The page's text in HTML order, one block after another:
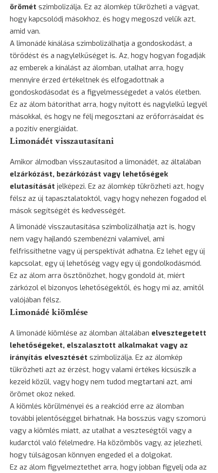
örömét szimbolizálja. Ez az álomkép tükrözheti a vágyat,
hogy kapcsolódj másokhoz, és hogy megoszd velük azt,
amid van.
A limonádé kínálása szimbolizálhatja a gondoskodást, a
törődést és a nagylelkűséget is. Az, hogy hogyan fogadják
az emberek a kínálást az álomban, utalhat arra, hogy
mennyire érzed értékeltnek és elfogadottnak a
gondoskodásodat és a figyelmességedet a valós életben.
Ez az álom bátoríthat arra, hogy nyitott és nagylelkű legyél
másokkal, és hogy ne félj megosztani az erőforrásaidat és
a pozitív energiáidat.
Limonádét visszautasítani
Amikor álmodban visszautasítod a limonádét, az általában
elzárkózást, bezárkózást vagy lehetőségek
elutasítását jelképezi. Ez az álomkép tükrözheti azt, hogy
félsz az új tapasztalatoktól, vagy hogy nehezen fogadod el
mások segítségét és kedvességét.
A limonádé visszautasítása szimbolizálhatja azt is, hogy
nem vagy hajlandó szembenézni valamivel, ami
felfrissíthetne vagy új perspektívát adhatna. Ez lehet egy új
kapcsolat, egy új lehetőség vagy egy új gondolkodásmód.
Ez az álom arra ösztönözhet, hogy gondold át, miért
zárkózol el bizonyos lehetőségektől, és hogy mi az, amitől
valójában félsz.
Limonádé kiömlése
A limonádé kiömlése az álomban általában elvesztegetett
lehetőségeket, elszalasztott alkalmakat vagy az
irányítás elvesztését szimbolizálja. Ez az álomkép
tükrözheti azt az érzést, hogy valami értékes kicsúszik a
kezeid közül, vagy hogy nem tudod megtartani azt, ami
örömet okoz neked.
A kiömlés körülményei és a reakciód erre az álomban
további jelentőséggel bírhatnak. Ha bosszús vagy szomorú
vagy a kiömlés miatt, az utalhat a veszteségtől vagy a
kudarctól való félelmedre. Ha közömbös vagy, az jelezheti,
hogy túlságosan könnyen engeded el a dolgokat.
Ez az álom figyelmeztethet arra, hogy jobban figyelj oda az